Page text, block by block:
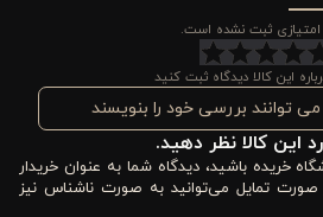
هم برای استفاده روزمره مناسب باشد و
روی میز غذا داشته باشد. تیغه استیل
خوش‌دست باعث شده این کارد تعادل
ایجاد کند.
و رنگ‌بندی متنوع آن باعث می‌شود به
امتیازی ثبت نشده است.
این کالا دیدگاه ثبت کنید
می توانند بررسی خود را بنویسند
این کالا نظر دهید.
خریده باشید، دیدگاه شما به عنوان خریدار
تمایل می‌توانید به صورت ناشناس نیز